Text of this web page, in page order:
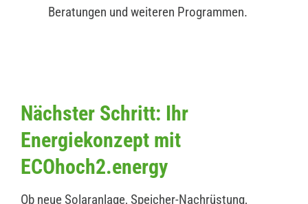
Beratungen und weiteren Programmen.
Nächster Schritt: Ihr
Energiekonzept mit
ECOhoch2.energy
Ob neue Solaranlage, Speicher-Nachrüstung,